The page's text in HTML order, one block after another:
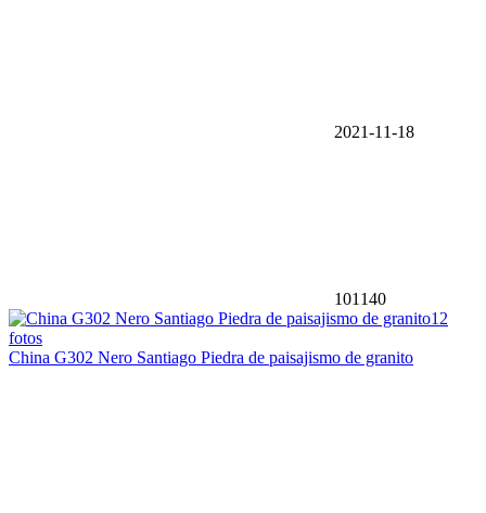
2021-11-18
101140
12
fotos
China G302 Nero Santiago Piedra de paisajismo de granito